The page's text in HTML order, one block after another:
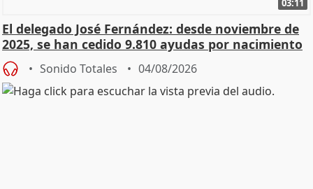
03:11
El delegado José Fernández: desde noviembre de
2025, se han cedido 9.810 ayudas por nacimiento
Sonido Totales 04/08/2026